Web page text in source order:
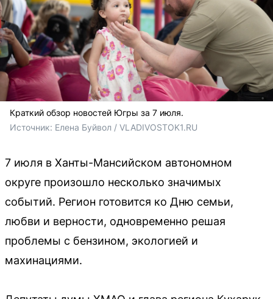
Краткий обзор новостей Югры за 7 июля.
Источник: Елена Буйвол / VLADIVOSTOK1.RU
7 июля в Ханты-Мансийском автономном
округе произошло несколько значимых
событий. Регион готовится ко Дню семьи,
любви и верности, одновременно решая
проблемы с бензином, экологией и
махинациями.